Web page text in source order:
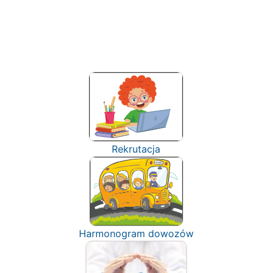
Rekrutacja
Harmonogram dowozów